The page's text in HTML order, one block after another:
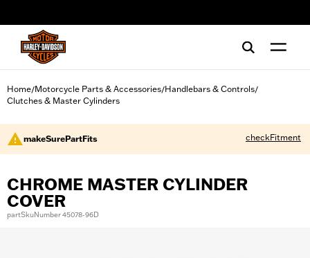
Home/Motorcycle Parts & Accessories/Handlebars & Controls/
Clutches & Master Cylinders
makeSurePartFits checkFitment
CHROME MASTER CYLINDER
COVER
partSkuNumber 45078-96D